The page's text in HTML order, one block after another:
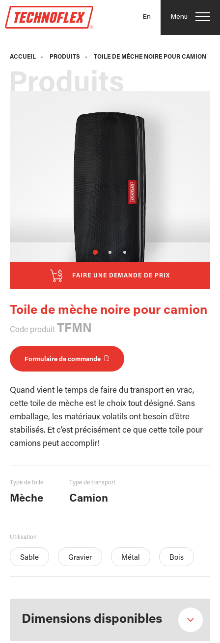
En Menu
ACCUEIL - PRODUITS - TOILE DE MÈCHE NOIRE POUR CAMION
Produits
FAIRE UNE DEMANDE DE PRIX
Toile de mèche noire pour camion
Code produit TFMN
Formulaire de commande
Quand vient le temps de faire du transport en vrac,
cette toile de mèche est le choix tout désigné. Sans
emballage, les matériaux volatils ont besoin d’être
stabilisés. Et c’est précisément ce que cette toile pour
camions peut accomplir!
Type de toile
Mèche
Type de transport
Camion
Utilisation
Sable Gravier Métal Bois
Dimensions disponibles